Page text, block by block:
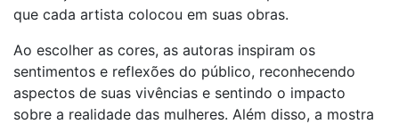
que cada artista colocou em suas obras.
Ao escolher as cores, as autoras inspiram os
sentimentos e reflexões do público, reconhecendo
aspectos de suas vivências e sentindo o impacto
sobre a realidade das mulheres. Além disso, a mostra